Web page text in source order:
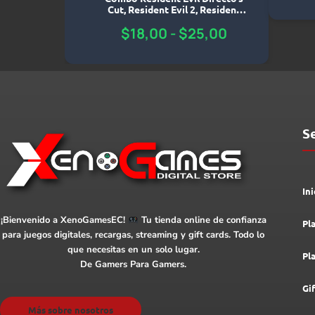
Cut, Resident Evil 2, Resident
Collection – PlayStation 4
$18,00 - $25,00
¡Bienvenido a XenoGamesEC!
Tu tienda online de confianza
para juegos digitales, recargas, streaming y gift cards. Todo lo
que necesitas en un solo lugar.
De Gamers Para Gamers.
Más sobre nosotros